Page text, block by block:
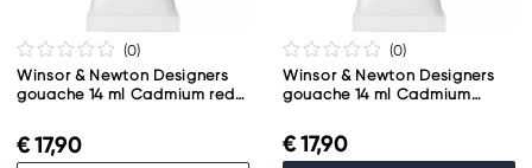
(0)
Winsor & Newton Designers
gouache 14 ml Cadmium red
€ 17,90
(0)
Winsor & Newton Designers
gouache 14 ml Cadmium
€ 17,90